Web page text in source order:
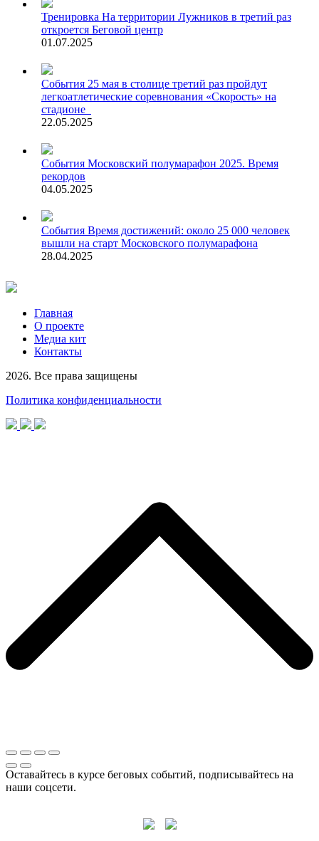
Тренировка На территории Лужников в третий раз
откроется Беговой центр
01.07.2025
События 25 мая в столице третий раз пройдут
легкоатлетические соревнования «Скорость» на
стадионе
22.05.2025
События Московский полумарафон 2025. Время
рекордов
04.05.2025
События Время достижений: около 25 000 человек
вышли на старт Московского полумарафона
28.04.2025
Главная
О проекте
Медиа кит
Контакты
2026. Все права защищены
Политика конфиденциальности
Оставайтесь в курсе беговых событий, подписывайтесь на
наши соцсети.